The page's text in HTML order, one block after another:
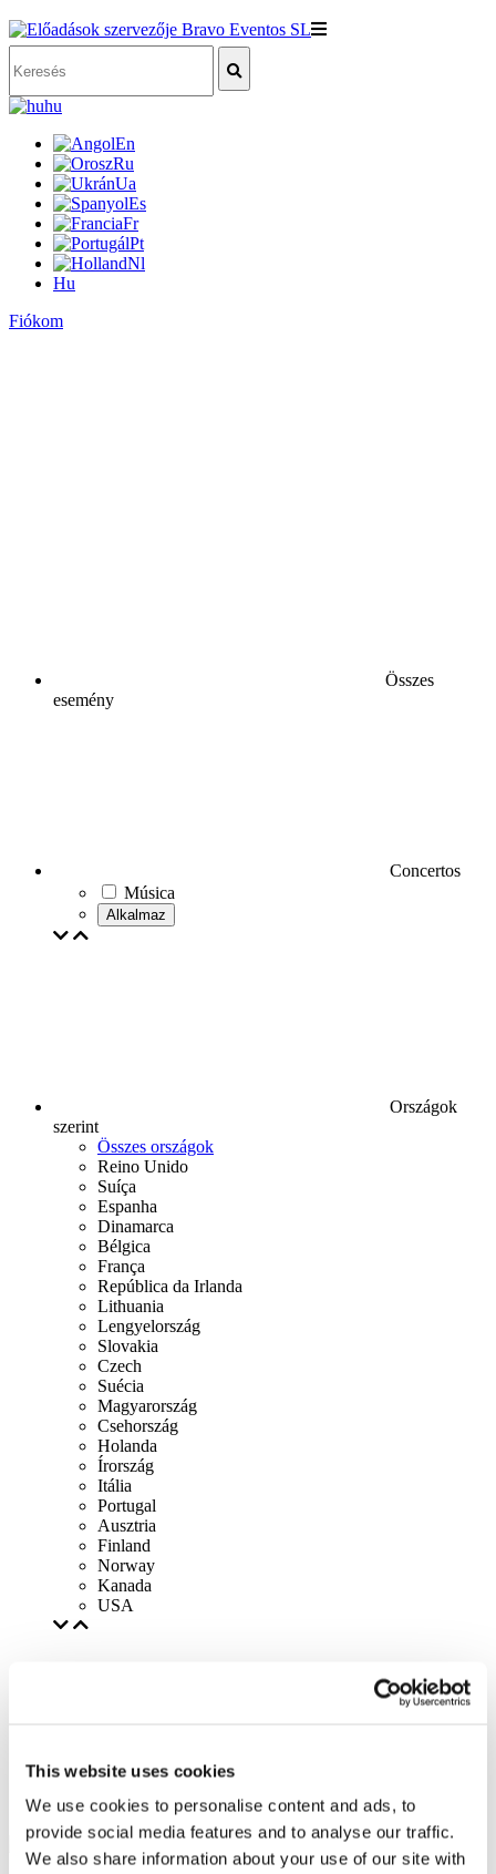
This website uses cookies
We use cookies to personalise content and ads, to
provide social media features and to analyse our traffic.
We also share information about your use of our site with
hu
En
Ru
Ua
Es
Fr
Pt
Nl
Hu
Fiókom
Összes
esemény
Concertos
Música
Alkalmaz
Országok
szerint
Összes országok
Reino Unido
Suíça
Espanha
Dinamarca
Bélgica
França
República da Irlanda
Lithuania
Lengyelország
Slovakia
Czech
Suécia
Magyarország
Csehország
Holanda
Írország
Itália
Portugal
Ausztria
Finland
Norway
Kanada
USA